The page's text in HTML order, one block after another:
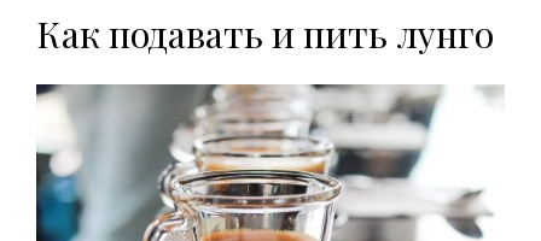
Как подавать и пить лунго